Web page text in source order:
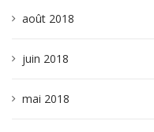
août 2018
juin 2018
mai 2018